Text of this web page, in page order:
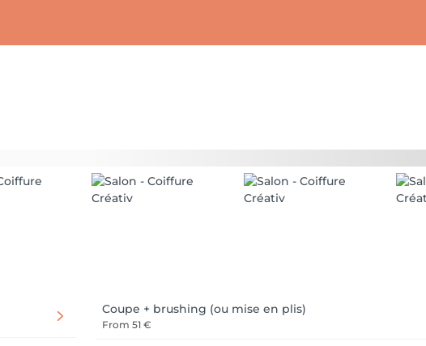
Coupe + brushing (ou mise en plis)
From 51 €